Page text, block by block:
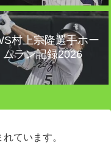
村上宗隆選手ホー
ムラン記録2026
ています。